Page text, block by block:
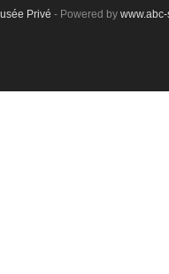
Privé - Powered by